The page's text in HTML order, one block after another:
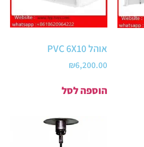
אוהל PVC 6X10
₪6,200.00
הוספה לסל